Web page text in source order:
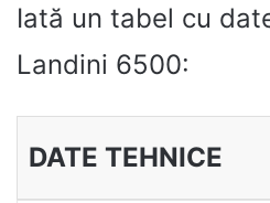
Iată un tabel cu
Landini 6500:
DATE TEHNICE